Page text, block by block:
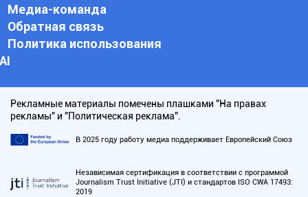
Медиа-команда
Обратная связь
Политика использования
АI
Рекламные материалы помечены плашками "На правах
рекламы" и "Политическая реклама".
В 2025 году работу медиа поддерживает Европейский Союз
Независимая сертификация в соответствии с программой
Journalism Trust Initiative (JTI) и стандартов ISO CWA 17493:
2019